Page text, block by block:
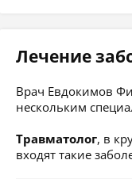
Лечение
Врач Евдокимов
нескольким
Травматолог, в
входят такие